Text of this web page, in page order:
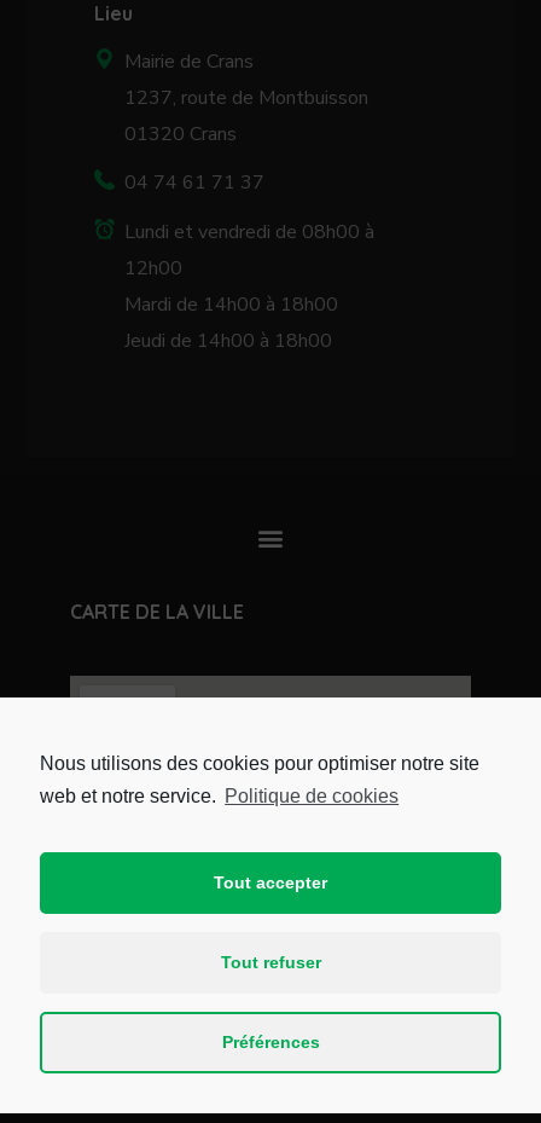
Lieu
Mairie de Crans
1237, route de Montbuisson
01320 Crans
04 74 61 71 37
Lundi et vendredi de 08h00 à
12h00
Mardi de 14h00 à 18h00
Jeudi de 14h00 à 18h00
CARTE DE LA VILLE
. Tous droits réservés.
Nous utilisons des cookies pour optimiser notre site
web et notre service. Politique de cookies
Tout accepter
Tout refuser
Préférences